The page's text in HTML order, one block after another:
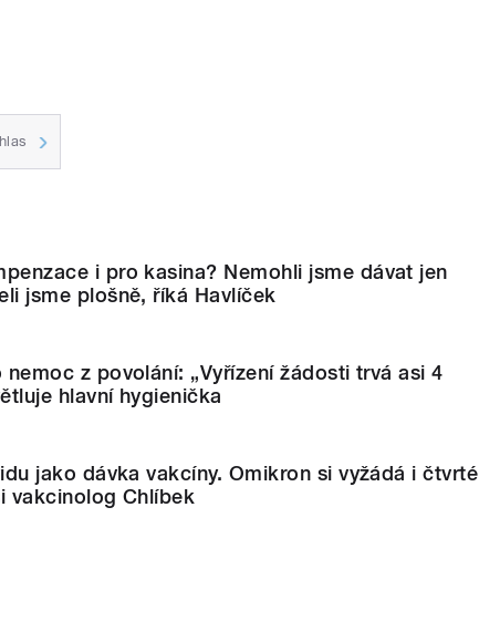
i pro kasina? Nemohli jsme dávat jen
jsme plošně, říká Havlíček
z povolání: „Vyřízení žádosti trvá asi 4
hlavní hygienička
jako dávka vakcíny. Omikron si vyžádá i čtvrté
vakcinolog Chlíbek